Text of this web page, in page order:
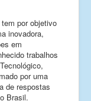
por objetivo
inovadora,
em
trabalhos
por uma
de respostas
Brasil.